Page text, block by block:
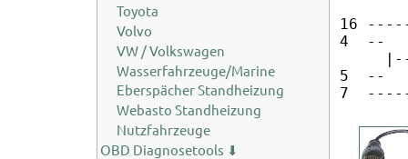
Toyota
Volvo
VW / Volkswagen
Wasserfahrzeuge/Marine
Eberspächer Standheizung
Webasto Standheizung
Nutzfahrzeuge
OBD Diagnosetools ⬇
16
4  --
5  --